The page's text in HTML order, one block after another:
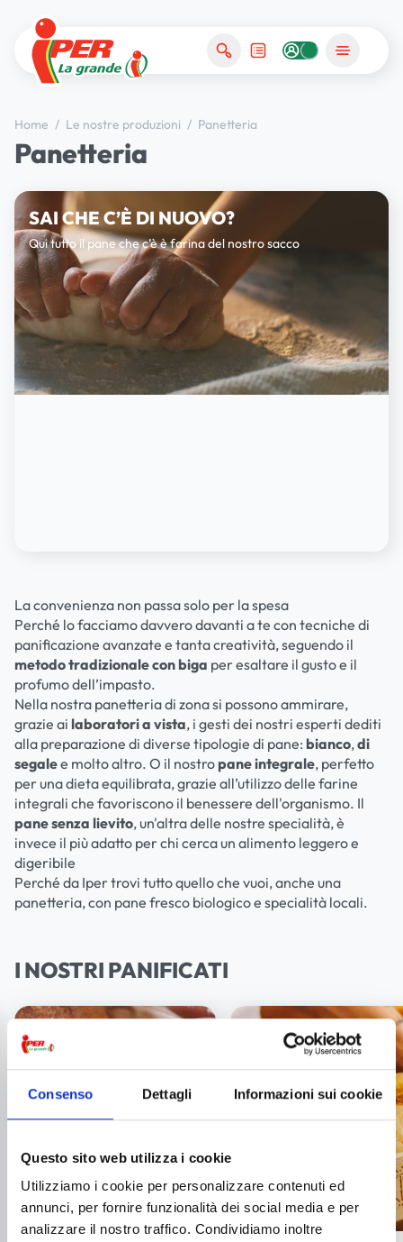
Consenso Dettagli Informazioni sui cookie
Questo sito web utilizza i cookie
Utilizziamo i cookie per personalizzare contenuti ed
annunci, per fornire funzionalità dei social media e per
analizzare il nostro traffico. Condividiamo inoltre
Home / Le nostre produzioni / Panetteria
Panetteria
SAI CHE C’È DI NUOVO?
Qui tutto il pane che c’è è farina del nostro sacco
La convenienza non passa solo per la spesa
Perché lo facciamo davvero davanti a te con tecniche di
panificazione avanzate e tanta creatività, seguendo il
metodo tradizionale con biga per esaltare il gusto e il
profumo dell’impasto.
Nella nostra panetteria di zona si possono ammirare,
grazie ai laboratori a vista, i gesti dei nostri esperti dediti
alla preparazione di diverse tipologie di pane: bianco,di
segalee molto altro. O il nostropane integrale, perfetto
per una dieta equilibrata, grazie all’utilizzo delle farine
integrali che favoriscono il benessere dell'organismo. Il
pane senza lievito, un'altra delle nostre specialità, è
invece il più adatto per chi cerca un alimento leggero e
digeribile
Perché da Iper trovi tutto quello che vuoi, anche una
panetteria, con pane fresco biologico e specialità locali.
I NOSTRI PANIFICATI